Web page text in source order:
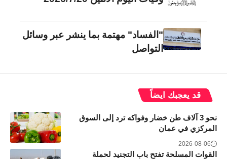
"الفساد" مهتمة بما ينشر عبر وسائل
التواصل
قد يعجبك ايضاً
نحو 3 آلاف طن خضار وفواكه ترد إلى السوق
المركزي في عمان
2026-08-06
القوات المسلحة تفتح باب التجنيد لحملة